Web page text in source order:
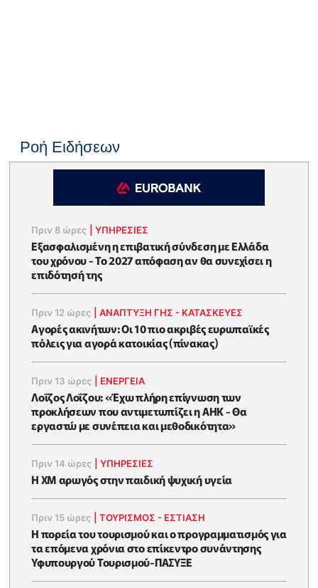
Ροή Ειδήσεων
Πριν 8 ώρες |ΥΠΗΡΕΣΙΕΣ
Εξασφαλισμένη η επιβατική σύνδεση με Ελλάδα
του χρόνου - Το 2027 απόφαση αν θα συνεχίσει η
επιδότησή της
Πριν 12 ώρες |ΑΝΑΠΤΥΞΗ ΓΗΣ - ΚΑΤΑΣΚΕΥΕΣ
Αγορές ακινήτων: Οι 10 πιο ακριβές ευρωπαϊκές
πόλεις για αγορά κατοικίας (πίνακας)
Πριν 13 ώρες ΕΝΈΡΓΕΙΑ
Λοΐζος Λοΐζου: «Έχω πλήρη επίγνωση των
προκλήσεων που αντιμετωπίζει η ΑΗΚ - Θα
εργαστώ με συνέπεια και μεθοδικότητα»
Πριν 14 ώρες |ΥΠΗΡΕΣΙΕΣ
Η XM αρωγός στην παιδική ψυχική υγεία
Πριν 15 ώρες |ΤΟΥΡΙΣΜΟΣ - ΕΣΤΙΑΣΗ
Η πορεία του τουρισμού και ο προγραμματισμός για
τα επόμενα χρόνια στο επίκεντρο συνάντησης
Υφυπουργού Τουρισμού-ΠΑΣΥΞΕ